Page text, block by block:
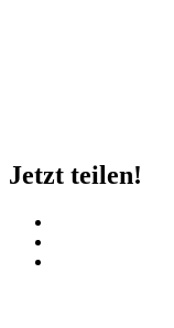
Jetzt teilen!